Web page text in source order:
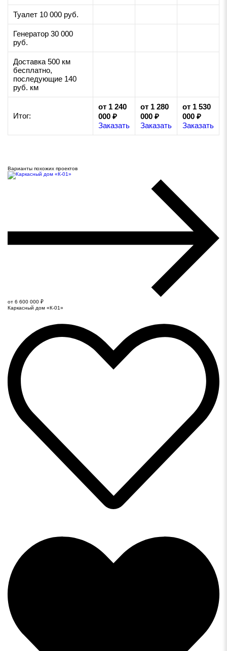
Туалет 10 000 руб.
Генератор 30 000
руб.
Доставка 500 км
бесплатно,
последующие 140
руб. км
Итог:
от 1 240
000 ₽
Заказать
от 1 280
000 ₽
Заказать
от 1 530
000 ₽
Заказать
Варианты похожих проектов
от 6 600 000 ₽
Каркасный дом «К-01»